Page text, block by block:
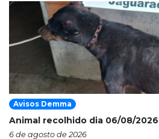
Avisos Demma
Animal recolhido dia 06/08/2026
6 de agosto de 2026